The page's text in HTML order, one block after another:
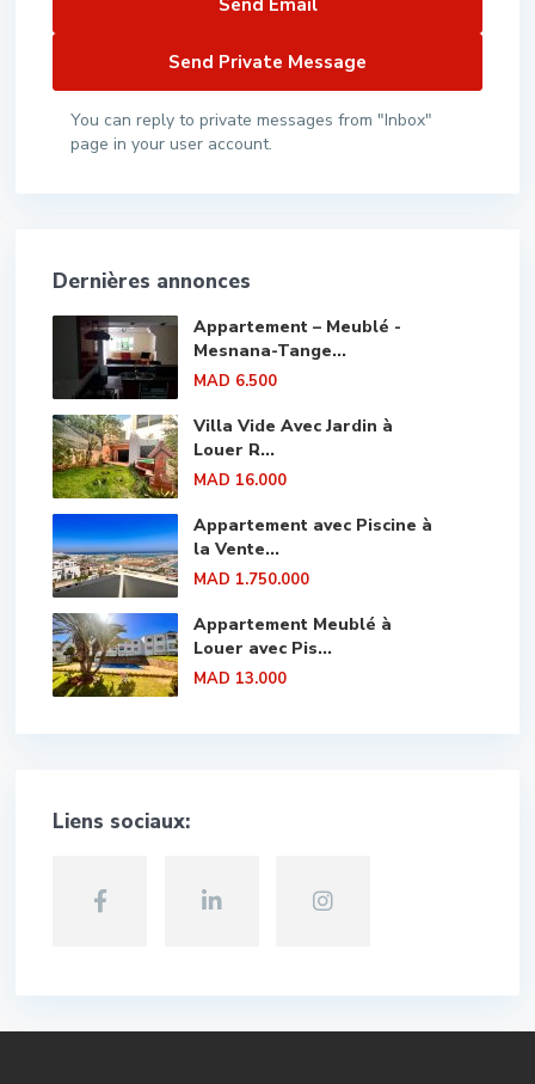
You can reply to private messages from "Inbox"
page in your user account.
Dernières annonces
Appartement – Meublé -
Mesnana-Tange...
MAD 6.500
Villa Vide Avec Jardin à
Louer R...
MAD 16.000
Appartement avec Piscine à
la Vente...
MAD 1.750.000
Appartement Meublé à
Louer avec Pis...
MAD 13.000
Liens sociaux: